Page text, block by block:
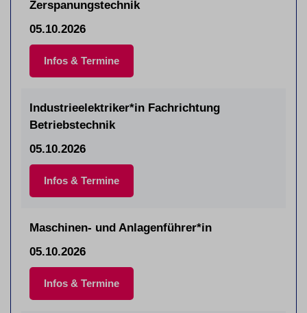
Zerspanungstechnik
05.10.2026
Infos & Termine
Industrieelektriker*in Fachrichtung
Betriebstechnik
05.10.2026
Infos & Termine
Maschinen- und Anlagenführer*in
05.10.2026
Infos & Termine